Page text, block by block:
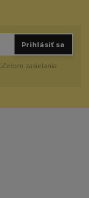
Prihlásiť sa
zasielania